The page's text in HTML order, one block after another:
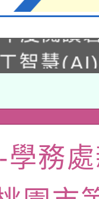
度閱讀
研習
智慧
學軟體
會函釋公
申請許可
利署委託
學務